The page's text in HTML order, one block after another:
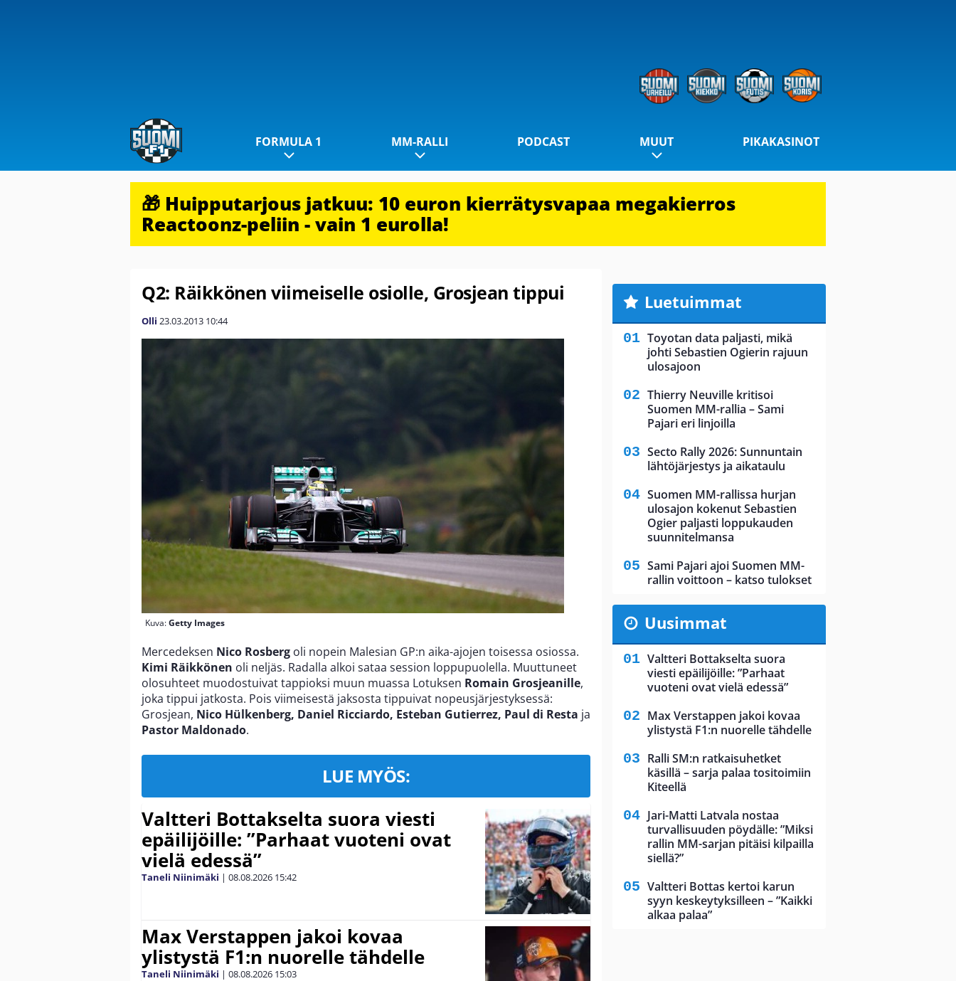
FORMULA 1 MM-RALLI PODCAST MUUT PIKAKASINOT
🎁 Huipputarjous jatkuu: 10 euron kierrätysvapaa megakierros
Reactoonz-peliin - vain 1 eurolla!
Q2: Räikkönen viimeiselle osiolle, Grosjean tippui
Olli 23.03.2013 10:44
Kuva:Getty Images
Mercedeksen Nico Rosberg oli nopein Malesian GP:n aika-ajojen toisessa osiossa.
Kimi Räikkönen oli neljäs. Radalla alkoi sataa session loppupuolella. Muuttuneet
olosuhteet muodostuivat tappioksi muun muassa Lotuksen Romain Grosjeanille,
joka tippui jatkosta. Pois viimeisestä jaksosta tippuivat nopeusjärjestyksessä:
Grosjean, Nico Hülkenberg, Daniel Ricciardo, Esteban Gutierrez, Paul di Resta ja
Pastor Maldonado.
LUE MYÖS:
Valtteri Bottakselta suora viesti
epäilijöille: ”Parhaat vuoteni ovat
vielä edessä”
Taneli Niinimäki | 08.08.2026 15:42
Max Verstappen jakoi kovaa
ylistystä F1:n nuorelle tähdelle
Taneli Niinimäki | 08.08.2026 15:03
Luetuimmat
Toyotan data paljasti, mikä
johti Sebastien Ogierin rajuun
ulosajoon
Thierry Neuville kritisoi
Suomen MM-rallia – Sami
Pajari eri linjoilla
Secto Rally 2026: Sunnuntain
lähtöjärjestys ja aikataulu
Suomen MM-rallissa hurjan
ulosajon kokenut Sebastien
Ogier paljasti loppukauden
suunnitelmansa
Sami Pajari ajoi Suomen MM-
rallin voittoon – katso tulokset
Uusimmat
Valtteri Bottakselta suora
viesti epäilijöille: ”Parhaat
vuoteni ovat vielä edessä”
Max Verstappen jakoi kovaa
ylistystä F1:n nuorelle tähdelle
Ralli SM:n ratkaisuhetket
käsillä – sarja palaa tositoimiin
Kiteellä
Jari-Matti Latvala nostaa
turvallisuuden pöydälle: ”Miksi
rallin MM-sarjan pitäisi kilpailla
siellä?”
Valtteri Bottas kertoi karun
syyn keskeytyksilleen – ”Kaikki
alkaa palaa”